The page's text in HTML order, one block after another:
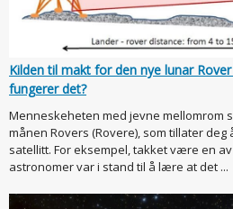
Kilden til makt for den nye lunar
fungerer det?
Menneskeheten med jevne mellomrom
månen Rovers (Rovere), som tillater
satellitt. For eksempel, takket være en
astronomer var i stand til å lære at det ...